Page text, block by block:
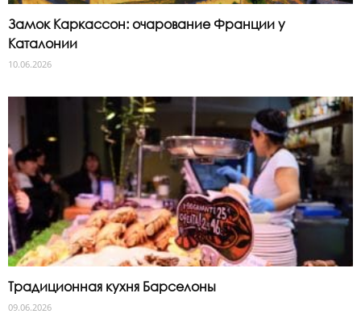
Замок Каркассон: очарование Франции у
Каталонии
10.06.2026
Традиционная кухня Барселоны
09.06.2026